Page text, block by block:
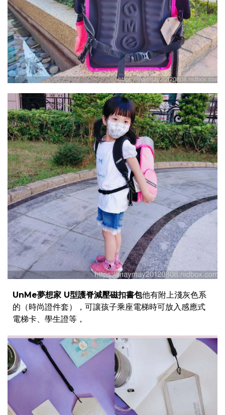
UnMe夢想家 U型護脊減壓磁扣書包他有附上淺灰色系
的（時尚證件套），可讓孩子乘座電梯時可放入感應式
電梯卡、學生證等，